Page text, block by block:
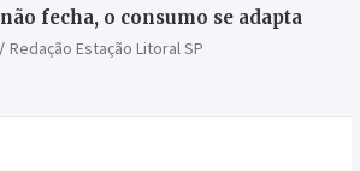
fecha, o consumo se adapta
Redação Estação Litoral SP